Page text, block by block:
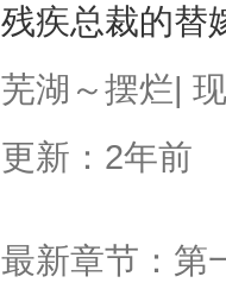
残疾总裁的替
芜湖～摆烂|
更新：2年前
最新章节：第